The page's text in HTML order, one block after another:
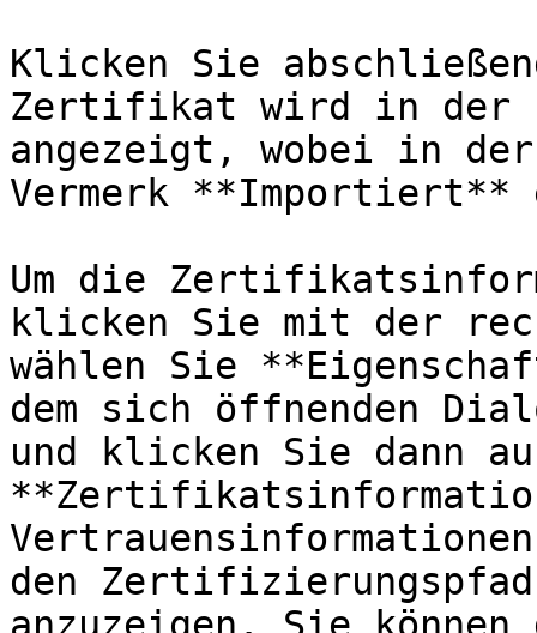
Klicken Sie
Zertifikat wird in der
angezeigt, wobei in
Vermerk **Importiert**
Um die
klicken Sie mit der
wählen Sie
dem sich öffnenden
und klicken Sie dann
den